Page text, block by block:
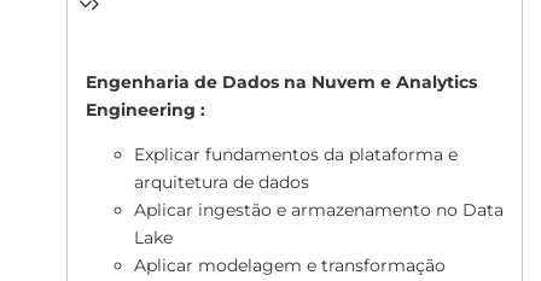
Engenharia de Dados na Nuvem e Analytics
Engineering :
Explicar fundamentos da plataforma e
arquitetura de dados
Aplicar ingestão e armazenamento no Data
Lake
Aplicar modelagem e transformação